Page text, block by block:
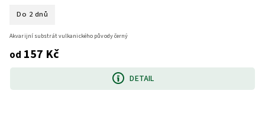
Do 2 dnů
od 157 Kč
DETAIL
Akvarijní substrát vulkanického původy černý